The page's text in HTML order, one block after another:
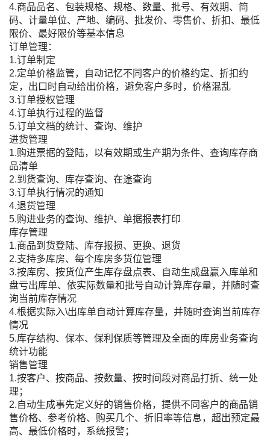
4.商品品名、包装规格、规格、数量、批号、有效期、简
码、计量单位、产地、编码、批发价、零售价、折扣、最低
限价、最好限价等基本信息
订单管理：
1.订单制定
2.定单价格监管，自动记忆不同客户的价格约定、折扣约
定，出口时自动给出价格，避免客户多时，价格混乱
3.订单授权管理
4.订单执行过程的监督
5.订单文档的统计、查询、维护
进货管理
1.购进票据的登陆，以有效期或生产期为条件、查询库存商
品清单
2.到货查询、库存查询、在途查询
3.订单执行情况的通知
4.退货管理
5.购进业务的查询、维护、单据报表打印
库存管理
1.商品到货登陆、库存报损、更换、退货
2.支持多库房、每个库房多货位管理
3.按库房、按货位产生库存盘点表、自动生成盘赢入库单和
盘亏出库单、依实际数量和批号自动计算库存量，并随时查
询当前库存情况
4.根据实际入\出库单自动计算库存量，并随时查询当前库存
情况
5.库存结构、保本、保利保质等管理及全面的库房业务查询
统计功能
销售管理
1.按客户、按商品、按数量、按时间段对商品打折、统一处
理；
2.自动生成事先定义好的销售价格，提供不同客户的商品销
售价格、参考价格、购买几个、折旧率等信息，超出预定最
高、最低价格时，系统报警；